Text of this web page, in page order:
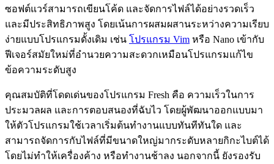
ซอฟต์แวร์สามารถเขียนโค้ด และจัดการไฟล์ได้อย่างรวดเร็ว
และมีประสิทธิภาพสูง โดยเน้นการผสมผสานระหว่างความเรียบ
ง่ายแบบโปรแกรมดั้งเดิม เช่น โปรแกรม Vim หรือ Nano เข้ากับ
ฟีเจอร์สมัยใหม่ที่อำนวยความสะดวกเหมือนโปรแกรมแก้ไข
ข้อความระดับสูง
คุณสมบัติที่โดดเด่นของโปรแกรม Fresh คือ ความเร็วในการ
ประมวลผล และการตอบสนองที่ฉับไว โดยผู้พัฒนาออกแบบมา
ให้ตัวโปรแกรมใช้เวลาเริ่มต้นทำงานแบบทันทีทันใด และ
สามารถจัดการกับไฟล์ที่มีขนาดใหญ่มากระดับหลายกิกะไบต์ได้
โดยไม่ทำให้เครื่องค้าง หรือทำงานช้าลง นอกจากนี้ ยังรองรับ